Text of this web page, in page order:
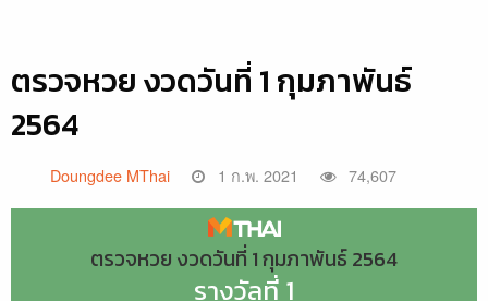
ตรวจหวย งวดวันที่ 1 กุมภาพันธ์
2564
Doungdee MThai 1 ก.พ. 2021 74,607
ตรวจหวย งวดวันที่ 1 กุมภาพันธ์ 2564
รางวัลที่ 1